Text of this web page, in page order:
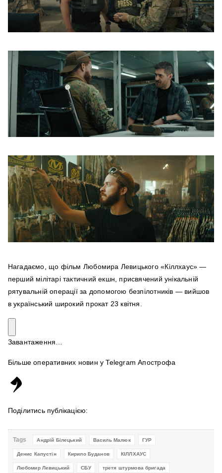
Нагадаємо, що фільм Любомира Левицького «Кіллхаус» —
перший мілітарі тактичний екшн, присвячений унікальній
рятувальній операції за допомогою безпілотників — вийшов
в український широкий прокат 23 квітня.
Завантаження…
Більше оперативних новин у Telegram Апострофа
Поділитись публікацією:
Tags Андрій Білецький Василь Малюк ГУР
Денис Капустін Кирило Буданов КІЛЛХАУС
Любомир Левицький СБУ третя штурмова бригада